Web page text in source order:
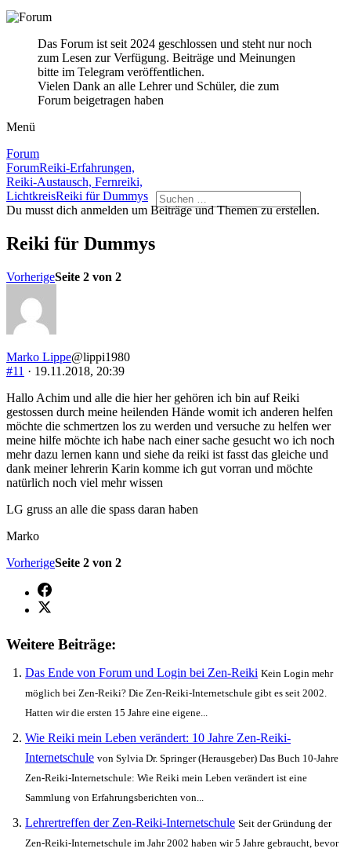
Das Forum ist seit 2024 geschlossen und steht nur noch
zum Lesen zur Verfügung. Beiträge und Meinungen
bitte im Telegram veröffentlichen.
Vielen Dank an alle Lehrer und Schüler, die zum
Forum beigetragen haben
Menü
Forum-
Navigation
Forum
Forum-
Breadcrumbs
-
Du
hier:
ForumReiki-Erfahrungen,
Reiki-Austausch, Fernreiki,
LichtkreisReiki für Dummys
Du musst dich anmelden um Beiträge und Themen zu erstellen.
Reiki für Dummys
VorherigeSeite 2 von 2
Marko Lippe@lippi1980
#11 · 19.11.2018, 20:39
Hallo Achim und alle die hier her gehören ich bin auf Reiki
gestossen durch meine heilenden Hände womit ich anderen helfen
möchte die schmertzen los zu werden und versuche zu helfen wer
meine hilfe möchte ich habe nach einer sache gesucht wo ich noch
mehr dazu lernen kann und siehe da reiki ist fasst das gleiche und
dank meiner lehrerin Karin komme ich gut vorran und möchte
natürlich noch viel mehr wissen
LG gruss an alle die spass daran haben
Marko
VorherigeSeite 2 von 2
Weitere Beiträge:
Das Ende von Forum und Login bei Zen-Reiki Kein Login mehr
möglich bei Zen-Reiki? Die Zen-Reiki-Internetschule gibt es seit 2002.
Hatten wir die ersten 15 Jahre eine eigene...
Wie Reiki mein Leben verändert: 10 Jahre Zen-Reiki-
Internetschule von Sylvia Dr. Springer (Herausgeber) Das Buch 10-Jahre
Zen-Reiki-Internetschule: Wie Reiki mein Leben verändert ist eine
Sammlung von Erfahrungsberichten von...
Lehrertreffen der Zen-Reiki-Internetschule Seit der Gründung der
Zen-Reiki-Internetschule im Jahr 2002 haben wir 5 Jahre gebraucht, bevor